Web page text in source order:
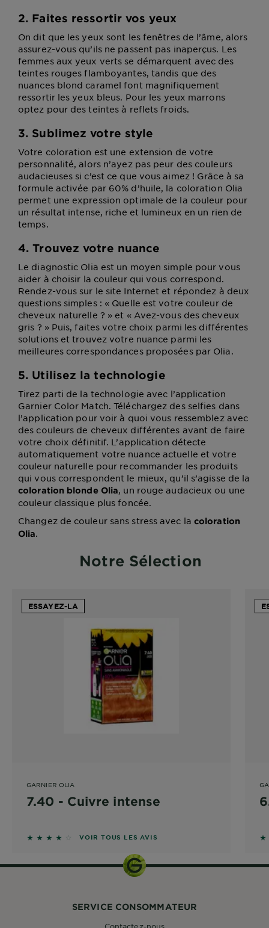
2. Faites ressortir vos yeux
On dit que les yeux sont les fenêtres de l’âme, alors
assurez-vous qu’ils ne passent pas inaperçus. Les
femmes aux yeux verts se démarquent avec des
teintes rouges flamboyantes, tandis que des
nuances blond caramel font magnifiquement
ressortir les yeux bleus. Pour les yeux marrons
optez pour des teintes à reflets froids.
3. Sublimez votre style
Votre coloration est une extension de votre
personnalité, alors n’ayez pas peur des couleurs
audacieuses si c’est ce que vous aimez ! Grâce à sa
formule activée par 60% d’huile, la coloration Olia
permet une expression optimale de la couleur pour
un résultat intense, riche et lumineux en un rien de
temps.
4. Trouvez votre nuance
Le diagnostic Olia est un moyen simple pour vous
aider à choisir la couleur qui vous correspond.
Rendez-vous sur le site Internet et répondez à deux
questions simples : « Quelle est votre couleur de
cheveux naturelle ? » et « Avez-vous des cheveux
gris ? » Puis, faites votre choix parmi les différentes
solutions et trouvez votre nuance parmi les
meilleures correspondances proposées par Olia.
5. Utilisez la technologie
Tirez parti de la technologie avec l’application
Garnier Color Match. Téléchargez des selfies dans
l’application pour voir à quoi vous ressemblez avec
des couleurs de cheveux différentes avant de faire
votre choix définitif. L’application détecte
automatiquement votre nuance actuelle et votre
couleur naturelle pour recommander les produits
qui vous correspondent le mieux, qu’il s’agisse de la
coloration blonde Olia, un rouge audacieux ou une
couleur classique plus foncée.
Changez de couleur sans stress avec la coloration
Olia.
Notre Sélection
ESSAYEZ-LA
GARNIER OLIA
7.40 - Cuivre intense
3.6667 sur 5 étoiles basé sur les avis
VOIR TOUS LES AVIS
SERVICE CONSOMMATEUR